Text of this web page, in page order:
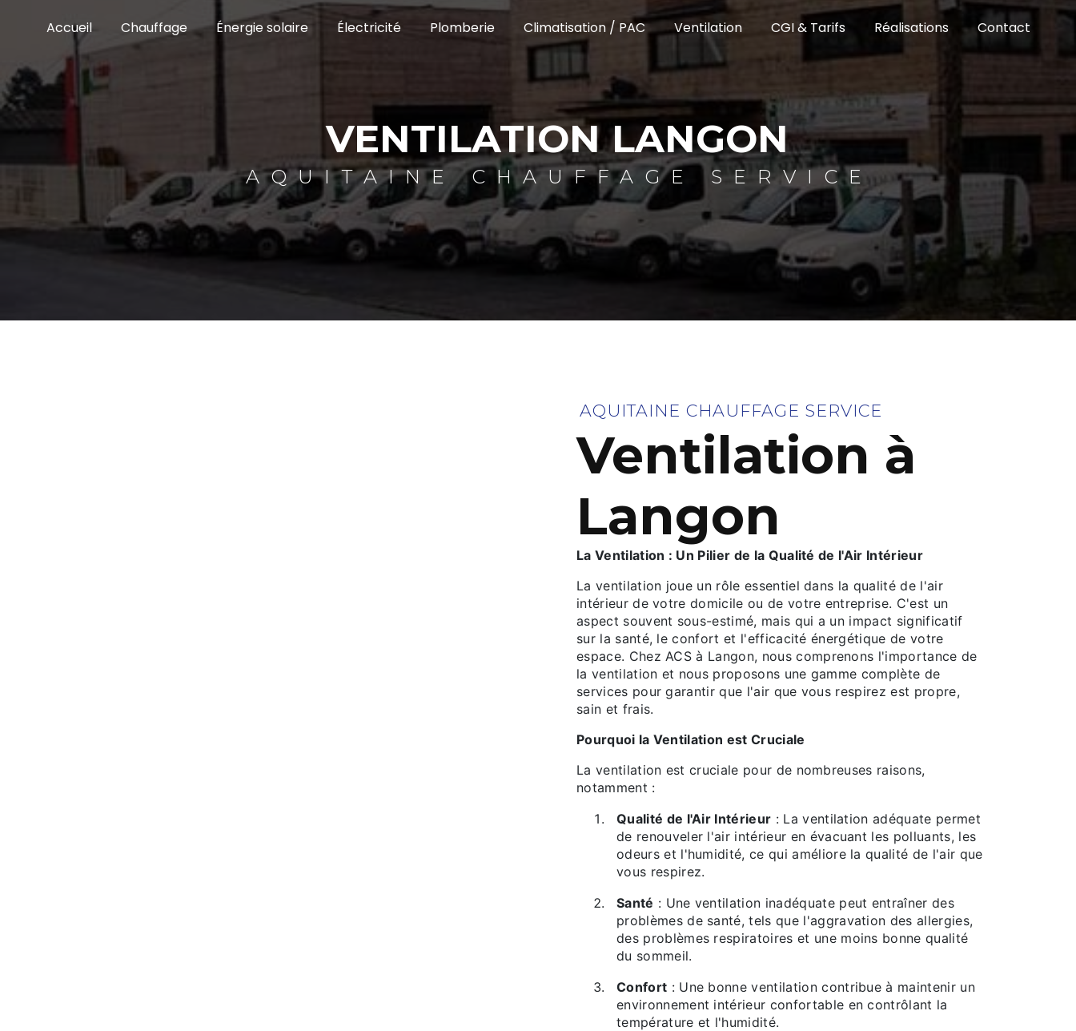
Accueil Chauffage Énergie solaire Électricité Plomberie Climatisation / PAC Ventilation CGI & Tarifs Réalisations Contact
VENTILATION LANGON
AQUITAINE CHAUFFAGE SERVICE
AQUITAINE CHAUFFAGE SERVICE
Ventilation à
Langon
La Ventilation : Un Pilier de la Qualité de l'Air Intérieur
La ventilation joue un rôle essentiel dans la qualité de l'air
intérieur de votre domicile ou de votre entreprise. C'est un
aspect souvent sous-estimé, mais qui a un impact significatif
sur la santé, le confort et l'efficacité énergétique de votre
espace. Chez ACS à Langon, nous comprenons l'importance de
la ventilation et nous proposons une gamme complète de
services pour garantir que l'air que vous respirez est propre,
sain et frais.
Pourquoi la Ventilation est Cruciale
La ventilation est cruciale pour de nombreuses raisons,
notamment :
Qualité de l'Air Intérieur : La ventilation adéquate permet
de renouveler l'air intérieur en évacuant les polluants, les
odeurs et l'humidité, ce qui améliore la qualité de l'air que
vous respirez.
Santé : Une ventilation inadéquate peut entraîner des
problèmes de santé, tels que l'aggravation des allergies,
des problèmes respiratoires et une moins bonne qualité
du sommeil.
Confort : Une bonne ventilation contribue à maintenir un
environnement intérieur confortable en contrôlant la
température et l'humidité.